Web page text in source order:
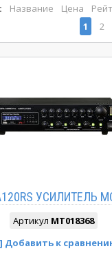
Название Цена
1
2
УСИЛИТЕЛЬ
Артикул MT018368